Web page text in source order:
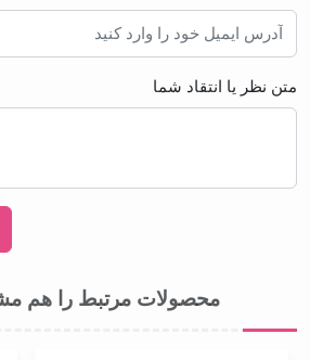
متن نظر یا انتقاد شما
محصولات مرتبط را هم